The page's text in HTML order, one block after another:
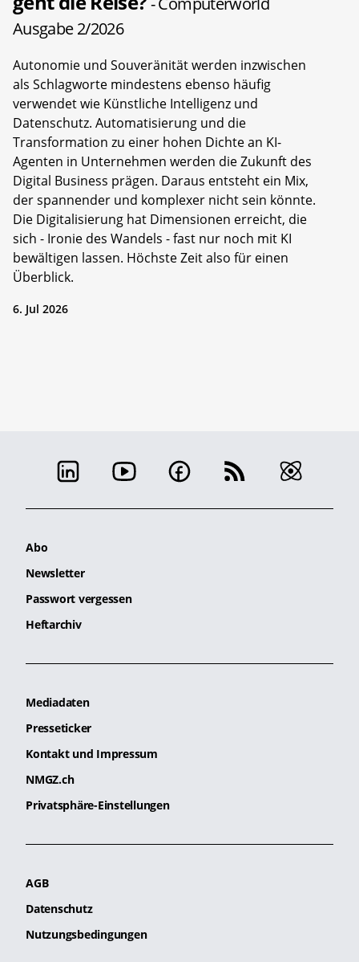
Ausgabe 2/2026
Autonomie und Souveränität werden inzwischen
als Schlagworte mindestens ebenso häufig
verwendet wie Künstliche Intelligenz und
Datenschutz. Automatisierung und die
Transformation zu einer hohen Dichte an KI-
Agenten in Unternehmen werden die Zukunft des
Digital Business prägen. Daraus entsteht ein Mix,
der spannender und komplexer nicht sein könnte.
Die Digitalisierung hat Dimensionen erreicht, die
sich - Ironie des Wandels - fast nur noch mit KI
bewältigen lassen. Höchste Zeit also für einen
Überblick.
6. Jul 2026
Abo
Newsletter
Passwort vergessen
Heftarchiv
Mediadaten
Presseticker
Kontakt und Impressum
NMGZ.ch
Privatsphäre-Einstellungen
AGB
Datenschutz
Nutzungsbedingungen